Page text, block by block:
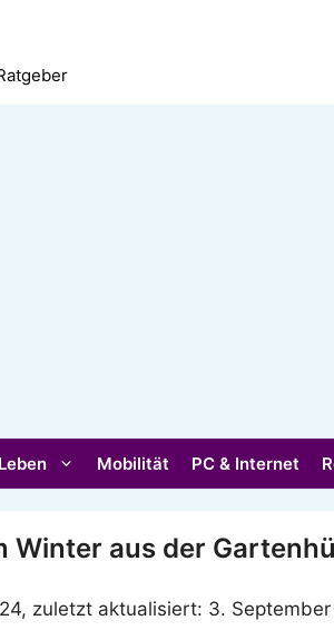
Leben Mobilität PC & Internet
Winter aus der
zuletzt aktualisiert: 3.